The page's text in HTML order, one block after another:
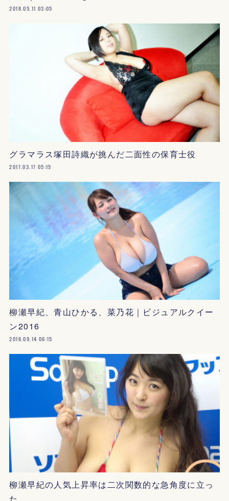
2018.05.11 03:05
グラマラス塚田詩織が挑んだ二面性の保育士役
2017.03.17 05:15
柳瀬早紀、青山ひかる、菜乃花｜ビジュアルクイー
ン2016
2016.09.14 06:15
柳瀬早紀の人気上昇率は二次関数的な急角度に立っ
た